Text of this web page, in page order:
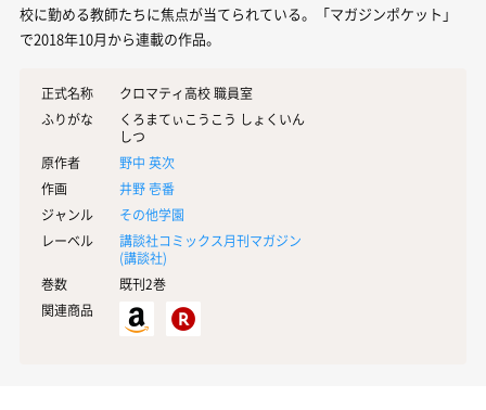
校に勤める教師たちに焦点が当てられている。「マガジンポケット」
で2018年10月から連載の作品。
正式名称
クロマティ高校 職員室
ふりがな
くろまてぃこうこう しょくいん
しつ
原作者
野中 英次
作画
井野 壱番
ジャンル
その他学園
レーベル
講談社コミックス月刊マガジン
(講談社)
巻数
既刊2巻
関連商品